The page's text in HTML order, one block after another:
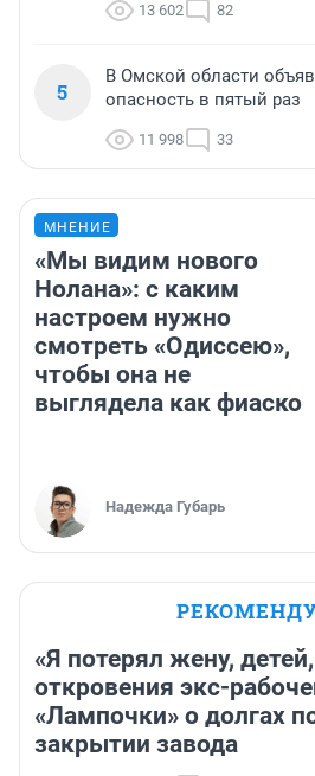
13 602 82
5
В Омской области
опасность в пятый раз
11 998 33
МНЕНИЕ
«Мы видим нового
Нолана»: с каким
настроем нужно
смотреть «Одиссею»,
чтобы она не
выглядела как фиаско
Надежда Губарь
«Я потерял жену,
откровения экс-
«Лампочки» о долгах
закрытии завода